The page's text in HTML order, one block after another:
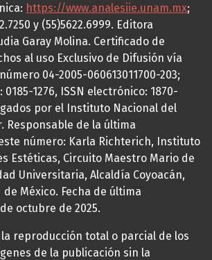
https://www.analesiie.unam.mx;
y (55)5622.6999. Editora
Garay Molina. Certificado de
al uso Exclusivo de Difusión vía
04-2005-060613011700-203;
1276, ISSN electrónico: 1870-
por el Instituto Nacional del
Responsable de la última
número: Karla Richterich, Instituto
Estéticas, Circuito Maestro Mario de
Universitaria, Alcaldía Coyoacán,
de México. Fecha de última
octubre de 2025.
reproducción total o parcial de los
de la publicación sin la